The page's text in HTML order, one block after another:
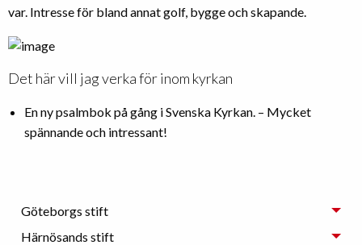
var. Intresse för bland annat golf, bygge och skapande.
Det här vill jag verka för inom kyrkan
En ny psalmbok på gång i Svenska Kyrkan. – Mycket
spännande och intressant!
Göteborgs stift
Härnösands stift